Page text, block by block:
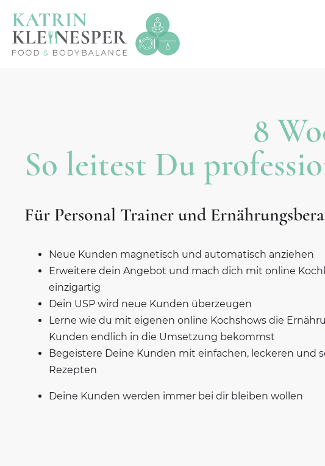
8
So leitest Du
Für Personal Trainer und
Neue Kunden magnetisch und automatisch anziehen
Erweitere dein Angebot und mach dich mit online
einzigartig
Dein USP wird neue Kunden überzeugen
Lerne wie du mit eigenen online Kochshows die
Kunden endlich in die Umsetzung bekommst
Begeistere Deine Kunden mit einfachen, leckeren und
Rezepten
Deine Kunden werden immer bei dir bleiben wollen